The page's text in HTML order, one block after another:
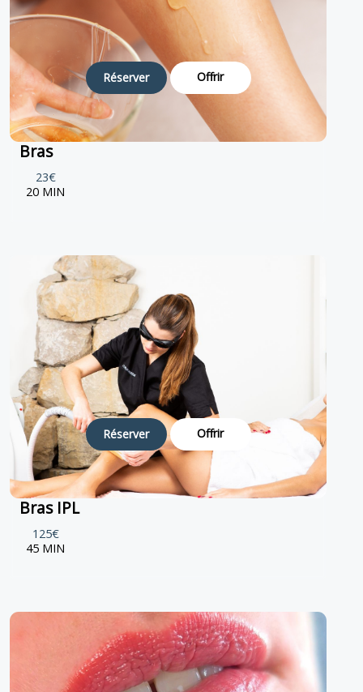
Réserver Offrir
Bras
23€
20 MIN
Réserver Offrir
Bras IPL
125€
45 MIN